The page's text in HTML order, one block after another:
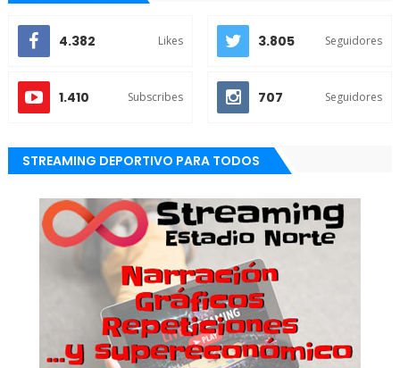
4.382 Likes 3.805 Seguidores
1.410 Subscribes 707 Seguidores
STREAMING DEPORTIVO PARA TODOS